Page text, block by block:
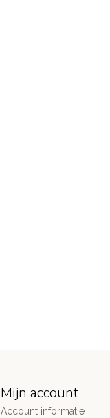
Mijn account
Account informatie